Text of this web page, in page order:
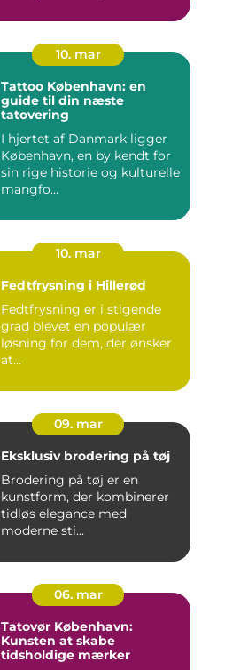
10. mar
Tattoo København: en
guide til din næste
tatovering
I hjertet af Danmark ligger
København, en by kendt for
sin rige historie og kulturelle
mangfo...
10. mar
Fedtfrysning i Hillerød
Fedtfrysning er i stigende
grad blevet en populær
løsning for dem, der ønsker
at...
09. mar
Eksklusiv brodering på tøj
Brodering på tøj er en
kunstform, der kombinerer
tidløs elegance med
moderne sti...
06. mar
Tatovør København:
Kunsten at skabe
tidsholdige mærker